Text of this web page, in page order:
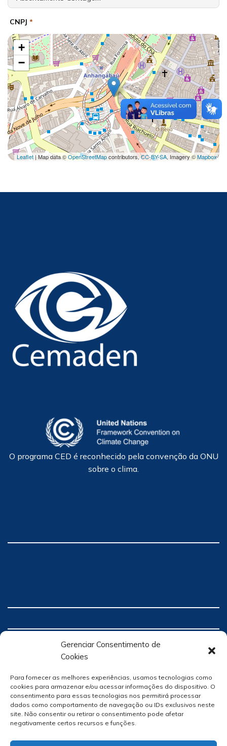
Gerenciar Consentimento de
Cookies
Para fornecer as melhores experiências, usamos tecnologias como
cookies para armazenar e/ou acessar informações do dispositivo. O
consentimento para essas tecnologias nos permitirá processar
dados como comportamento de navegação ou IDs exclusivos neste
site. Não consentir ou retirar o consentimento pode afetar
negativamente certos recursos e funções.
CNPJ *
+
−
Leaflet| Map data ©OpenStreetMapcontributors,CC-BY-SA, Imagery ©Mapbox
O programa CED é reconhecido pela convenção da ONU
sobre o clima.